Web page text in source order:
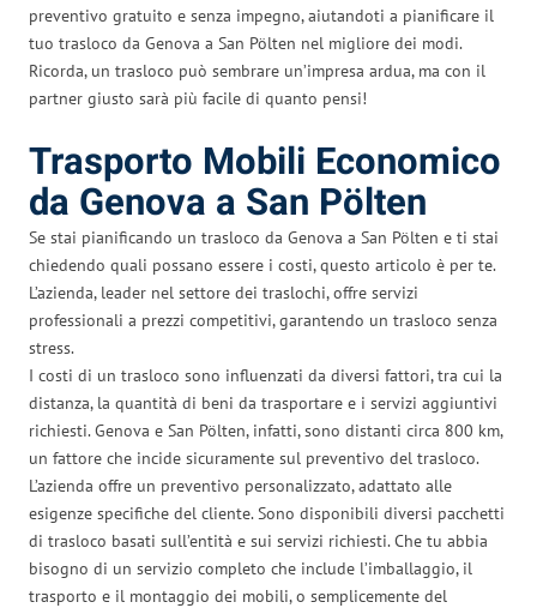
preventivo gratuito e senza impegno, aiutandoti a pianificare il
tuo trasloco da Genova a San Pölten nel migliore dei modi.
Ricorda, un trasloco può sembrare un’impresa ardua, ma con il
partner giusto sarà più facile di quanto pensi!
Trasporto Mobili Economico
da Genova a San Pölten
Se stai pianificando un trasloco da Genova a San Pölten e ti stai
chiedendo quali possano essere i costi, questo articolo è per te.
L’azienda, leader nel settore dei traslochi, offre servizi
professionali a prezzi competitivi, garantendo un trasloco senza
stress.
I costi di un trasloco sono influenzati da diversi fattori, tra cui la
distanza, la quantità di beni da trasportare e i servizi aggiuntivi
richiesti. Genova e San Pölten, infatti, sono distanti circa 800 km,
un fattore che incide sicuramente sul preventivo del trasloco.
L’azienda offre un preventivo personalizzato, adattato alle
esigenze specifiche del cliente. Sono disponibili diversi pacchetti
di trasloco basati sull’entità e sui servizi richiesti. Che tu abbia
bisogno di un servizio completo che include l’imballaggio, il
trasporto e il montaggio dei mobili, o semplicemente del